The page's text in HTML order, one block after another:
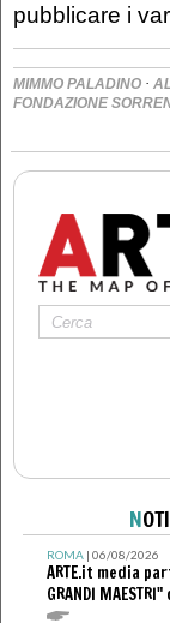
pubblicare i
MIMMO PALADINO ·
FONDAZIONE
N
ROMA| 06/08/2026
ARTE.it media
GRANDI